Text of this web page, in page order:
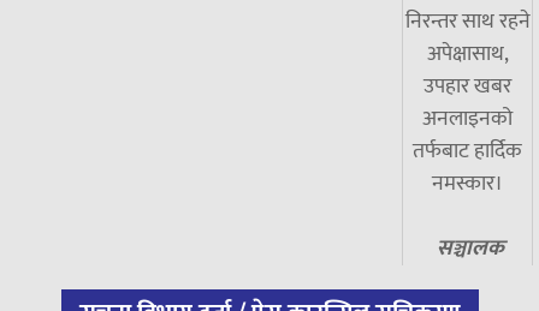
निरन्तर साथ रहने
अपेक्षासाथ,
उपहार खबर
अनलाइनको
तर्फबाट हार्दिक
नमस्कार।
सञ्चालक